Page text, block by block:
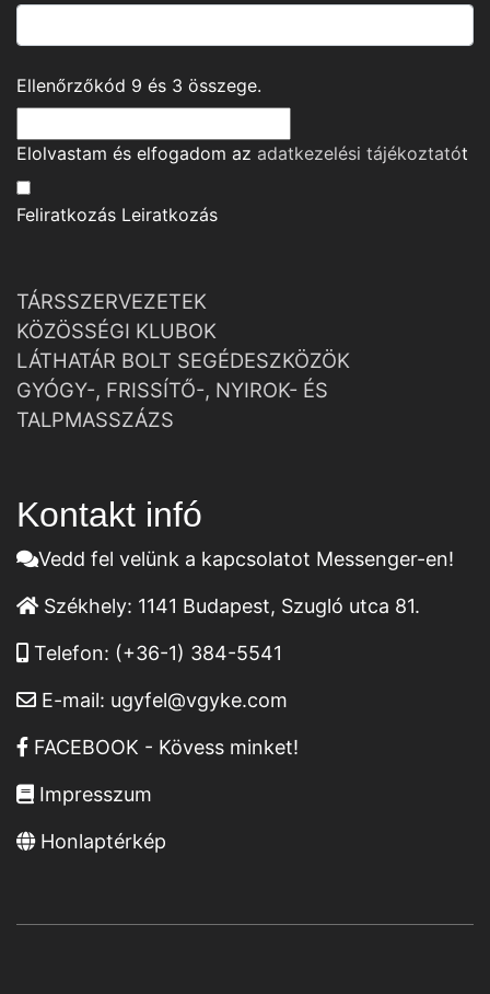
Ellenőrzőkód 9 és 3 összege.
Elolvastam és elfogadom az adatkezelési tájékoztatót
Feliratkozás Leiratkozás
TÁRSSZERVEZETEK
KÖZÖSSÉGI KLUBOK
LÁTHATÁR BOLT SEGÉDESZKÖZÖK
GYÓGY-, FRISSÍTŐ-, NYIROK- ÉS
TALPMASSZÁZS
Kontakt infó
Vedd fel velünk a kapcsolatot Messenger-en!
Székhely: 1141 Budapest, Szugló utca 81.
Telefon: (+36-1) 384-5541
E-mail: ugyfel@vgyke.com
FACEBOOK - Kövess minket!
Impresszum
Honlaptérkép